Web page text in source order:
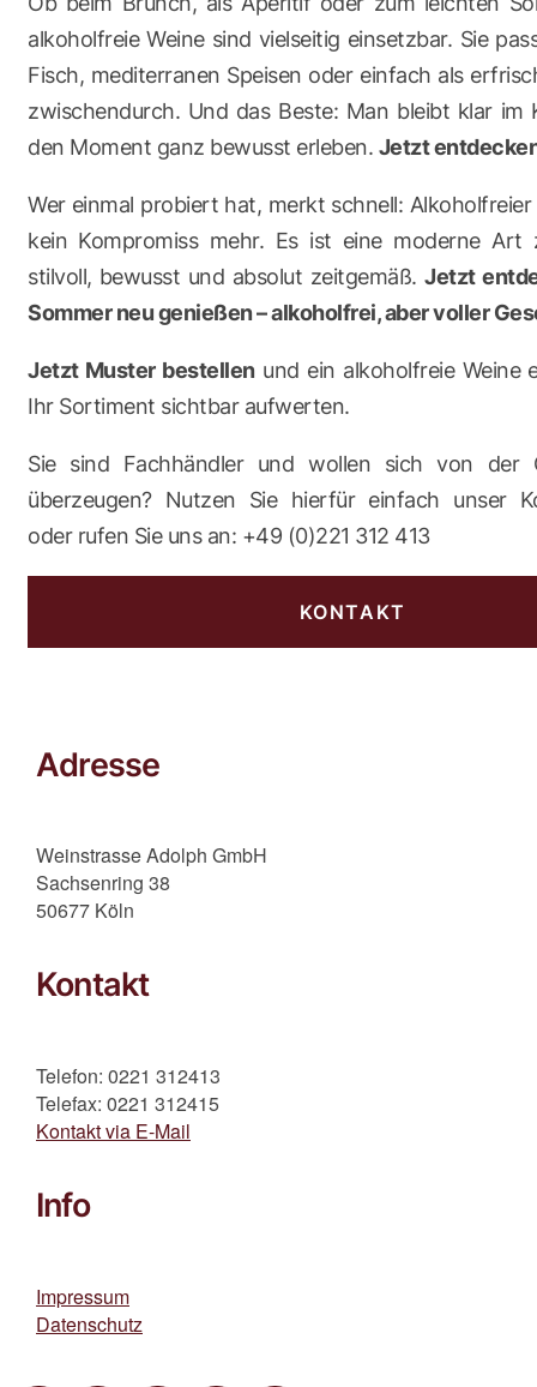
alkoholfreie Weine sind vielseitig einsetzbar. Sie
Fisch, mediterranen Speisen oder einfach als
zwischendurch. Und das Beste: Man bleibt klar im
den Moment ganz bewusst erleben. Jetzt
Wer einmal probiert hat, merkt schnell:
kein Kompromiss mehr. Es ist eine moderne Art
stilvoll, bewusst und absolut zeitgemäß.Jetzt
Sommer neu genießen – alkoholfrei, aber voller
Jetzt Muster bestellenund ein alkoholfreie Weine
Ihr Sortiment sichtbar aufwerten.
Sie sind Fachhändler und wollen sich von der
überzeugen? Nutzen Sie hierfür einfach unser
oder rufen Sie uns an: +49 (0)221 312 413
KONTAKT
Adresse
Weinstrasse Adolph GmbH
Sachsenring 38
50677 Köln
Kontakt
Telefon: 0221 312413
Telefax: 0221 312415
Kontakt via E-Mail
Info
Impressum
Datenschutz